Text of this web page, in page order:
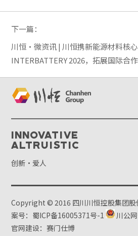
下一篇：
川恒·微资讯 | 川恒携新能源材料核
INTERBATTERY 2026，拓展国际合
Innovative
Altruistic
创新·爱人
Copyright © 2016 四川川恒控股集团
案号：蜀ICP备16005371号-1
川公
官网建设：赛门仕博